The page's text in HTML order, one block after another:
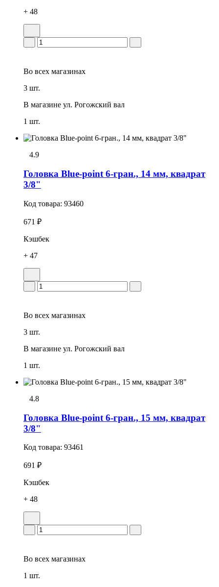
+ 48
Во всех магазинах
3 шт.
В магазине ул. Рогожский вал
1 шт.
4.9
Головка Blue-point 6-гран., 14 мм, квадрат
3/8"
Код товара: 93460
671 ₽
Кэшбек
+ 47
Во всех магазинах
3 шт.
В магазине ул. Рогожский вал
1 шт.
4.8
Головка Blue-point 6-гран., 15 мм, квадрат
3/8"
Код товара: 93461
691 ₽
Кэшбек
+ 48
Во всех магазинах
1 шт.